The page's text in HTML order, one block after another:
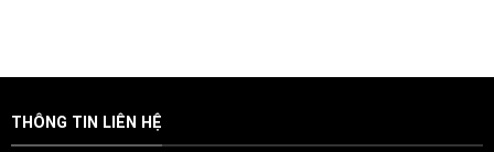
THÔNG TIN LIÊN HỆ